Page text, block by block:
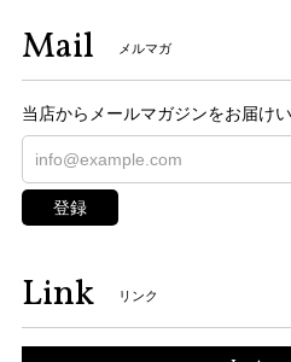
Mail メルマガ
当店からメールマガジンをお届けい
登録
Link リンク